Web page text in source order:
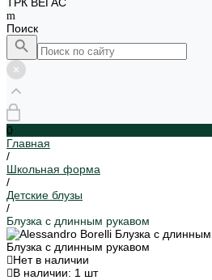
Поиск
0
Главная
/
Школьная форма
/
Детские блузы
/
Блузка с длинным рукавом
Блузка с длинным рукавом
Нет в наличии
В наличии: 1 шт